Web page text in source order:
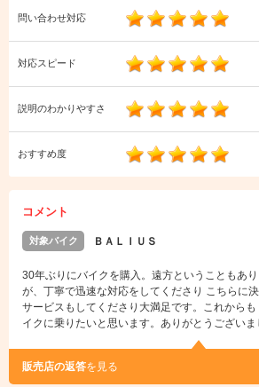
問い合わせ対応
対応スピード
説明のわかりやすさ
おすすめ度
コメント
対象バイク ＢＡＬＩＵＳ
30年ぶりにバイクを購入。遠方ということもあ
が、丁寧で迅速な対応をしてくださり こちらに
サービスもしてくださり大満足です。これから
イクに乗りたいと思います。ありがとうございま
販売店の返答を見る